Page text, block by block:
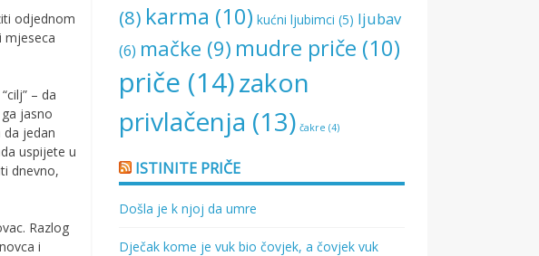
odjednom
mjeseca
– da
jasno
jedan
uspijete u
dnevno,
Razlog
i
(8) karma (10) kućni ljubimci (5) ljubav
(6) mačke (9) mudre priče (10)
priče (14)zakon
privlačenja (13) čakre (4)
ISTINITE PRIČE
Došla je k njoj da umre
Dječak kome je vuk bio čovjek, a čovjek vuk